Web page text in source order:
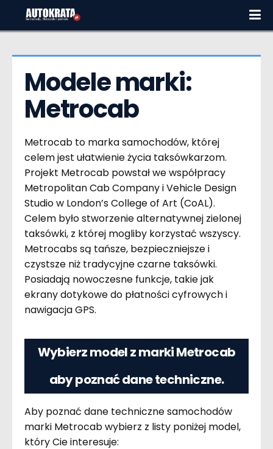
Modele marki:
Metrocab
Metrocab to marka samochodów, której
celem jest ułatwienie życia taksówkarzom.
Projekt Metrocab powstał we współpracy
Metropolitan Cab Company i Vehicle Design
Studio w London’s College of Art (CoAL).
Celem było stworzenie alternatywnej zielonej
taksówki, z której mogliby korzystać wszyscy.
Metrocabs są tańsze, bezpieczniejsze i
czystsze niż tradycyjne czarne taksówki.
Posiadają nowoczesne funkcje, takie jak
ekrany dotykowe do płatności cyfrowych i
nawigacja GPS.
Wybierz model z marki Metrocab
aby poznać dane techniczne.
Aby poznać dane techniczne samochodów
marki Metrocab wybierz z listy poniżej model,
który Cie interesuje: